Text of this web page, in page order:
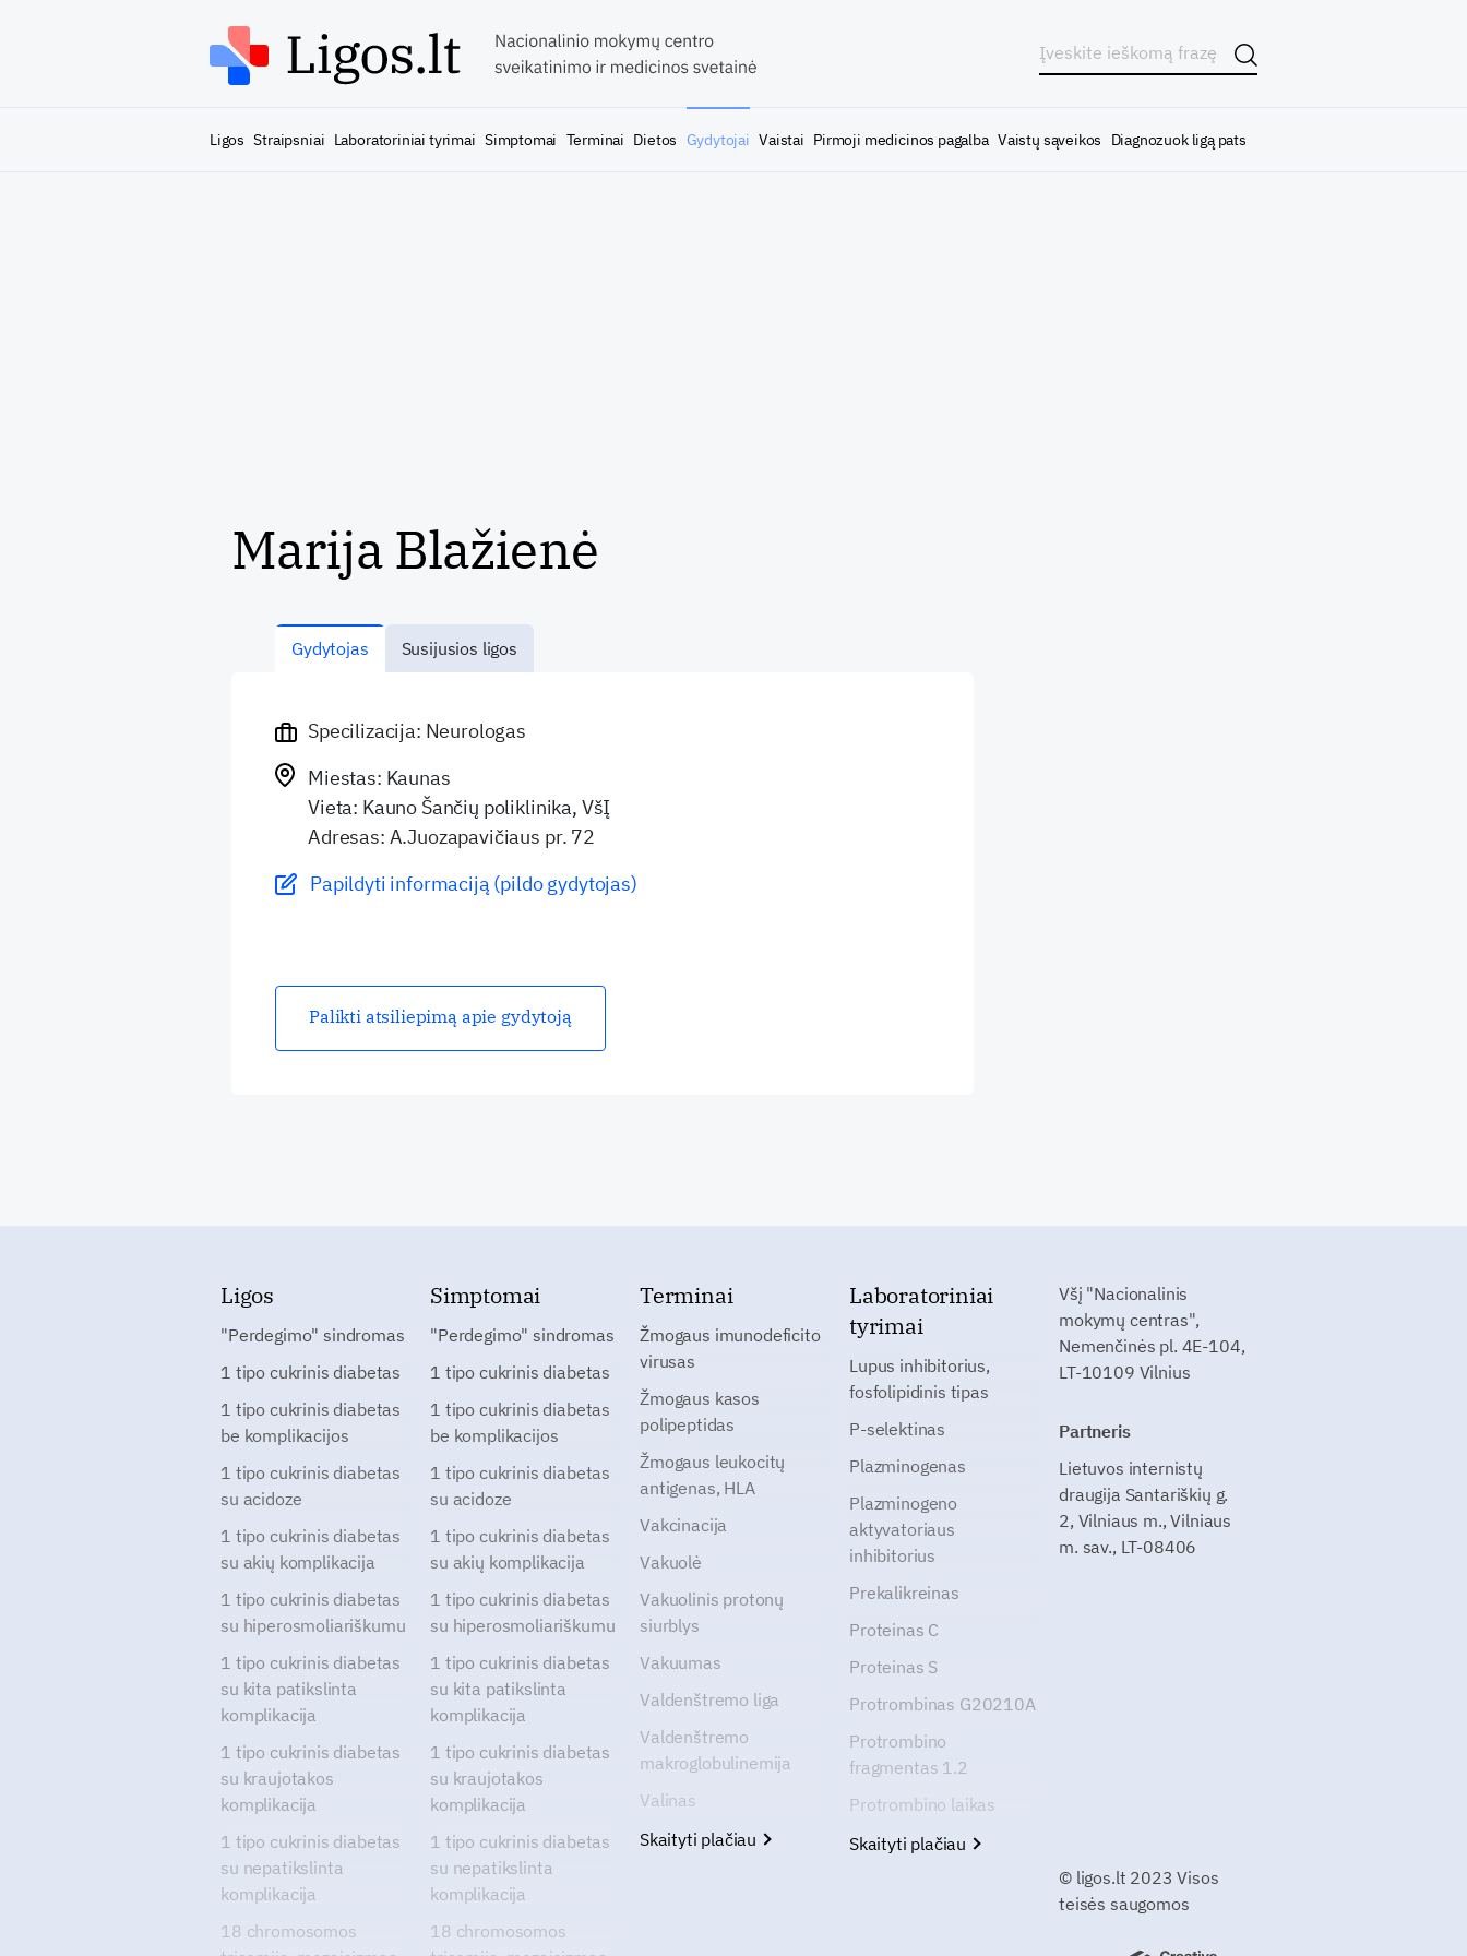
Ligos Straipsniai Laboratoriniai tyrimai Simptomai Terminai Dietos Gydytojai Vaistai Pirmoji medicinos pagalba Vaistų sąveikos Diagnozuok ligą pats
Marija Blažienė
Gydytojas Susijusios ligos
Specilizacija: Neurologas
Miestas: Kaunas
Vieta: Kauno Šančių poliklinika, VšĮ
Adresas: A.Juozapavičiaus pr. 72
Papildyti informaciją (pildo gydytojas)
Palikti atsiliepimą apie gydytoją
Ligos
"Perdegimo" sindromas
1 tipo cukrinis diabetas
1 tipo cukrinis diabetas
be komplikacijos
1 tipo cukrinis diabetas
su acidoze
1 tipo cukrinis diabetas
su akių komplikacija
1 tipo cukrinis diabetas
su hiperosmoliariškumu
1 tipo cukrinis diabetas
su kita patikslinta
komplikacija
1 tipo cukrinis diabetas
su kraujotakos
komplikacija
1 tipo cukrinis diabetas
su nepatikslinta
komplikacija
18 chromosomos
Simptomai
"Perdegimo" sindromas
1 tipo cukrinis diabetas
1 tipo cukrinis diabetas
be komplikacijos
1 tipo cukrinis diabetas
su acidoze
1 tipo cukrinis diabetas
su akių komplikacija
1 tipo cukrinis diabetas
su hiperosmoliariškumu
1 tipo cukrinis diabetas
su kita patikslinta
komplikacija
1 tipo cukrinis diabetas
su kraujotakos
komplikacija
1 tipo cukrinis diabetas
su nepatikslinta
komplikacija
18 chromosomos
Terminai
Žmogaus imunodeficito
virusas
Žmogaus kasos
polipeptidas
Žmogaus leukocitų
antigenas, HLA
Vakcinacija
Vakuolė
Vakuolinis protonų
siurblys
Vakuumas
Valdenštremo liga
Valdenštremo
makroglobulinemija
Valinas
Skaityti plačiau
Laboratoriniai
tyrimai
Lupus inhibitorius,
fosfolipidinis tipas
P-selektinas
Plazminogenas
Plazminogeno
aktyvatoriaus
inhibitorius
Prekalikreinas
Proteinas C
Proteinas S
Protrombinas G20210A
Protrombino
fragmentas 1.2
Protrombino laikas
Skaityti plačiau
Všį "Nacionalinis
mokymų centras",
Nemenčinės pl. 4E-104,
LT-10109 Vilnius
Partneris
Lietuvos internistų
draugija Santariškių g.
2, Vilniaus m., Vilniaus
m. sav., LT-08406
© ligos.lt 2023 Visos
teisės saugomos